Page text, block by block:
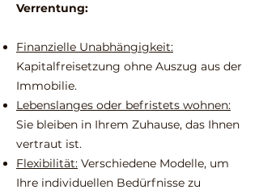
Verrentung:
Finanzielle Unabhängigkeit:
Kapitalfreisetzung ohne Auszug aus der
Immobilie.
Lebenslanges oder befristets wohnen:
Sie bleiben in Ihrem Zuhause, das Ihnen
vertraut ist.
Flexibilität: Verschiedene Modelle, um
Ihre individuellen Bedürfnisse zu